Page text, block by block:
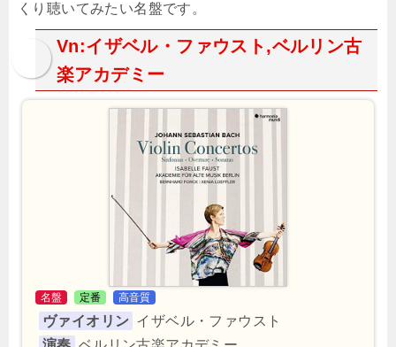
くり聴いてみたい名盤です。
Vn:イザベル・ファウスト,ベルリン古
楽アカデミー
名盤 定番 高音質
ヴァイオリン イザベル・ファウスト